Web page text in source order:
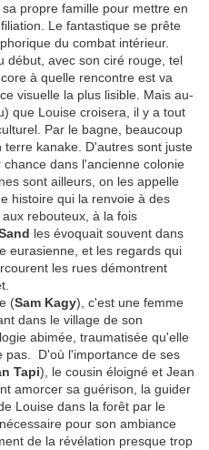
propre famille pour mettre en
Le fantastique se prête
du combat intérieur.
début, avec son ciré rouge, tel
à quelle rencontre est va
visuelle la plus lisible. Mais au-
que Louise croisera, il y a tout
Par le bagne, beaucoup
kanake. D'autres sont juste
dans l'ancienne colonie
sont ailleurs, on les appelle
histoire qui la renvoie à des
rebouteux, à la fois
les évoquait souvent dans
eurasienne, et les regards qui
les rues démontrent
(Sam Kagy), c'est une femme
dans le village de son
abimée, traumatisée qu'elle
pas. D'où l'importance de ses
Tapi), le cousin éloigné et Jean
amorcer sa guérison, la guider
Louise dans la forêt par le
pour son ambiance
de la révélation presque trop